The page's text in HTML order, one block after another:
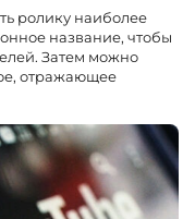
ролику наиболее
название, чтобы
Затем можно
отражающее